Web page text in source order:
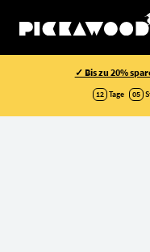
✓ Bis zu 20%
12 Tage 05